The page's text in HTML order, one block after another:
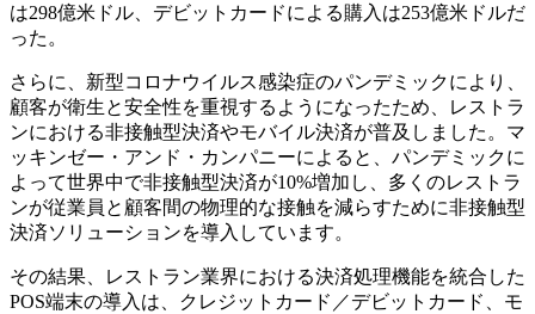
は298億米ドル、デビットカードによる購入は253億米ドルだ
った。
さらに、新型コロナウイルス感染症のパンデミックにより、
顧客が衛生と安全性を重視するようになったため、レストラ
ンにおける非接触型決済やモバイル決済が普及しました。マ
ッキンゼー・アンド・カンパニーによると、パンデミックに
よって世界中で非接触型決済が10%増加し、多くのレストラ
ンが従業員と顧客間の物理的な接触を減らすために非接触型
決済ソリューションを導入しています。
その結果、レストラン業界における決済処理機能を統合した
POS端末の導入は、クレジットカード／デビットカード、モ